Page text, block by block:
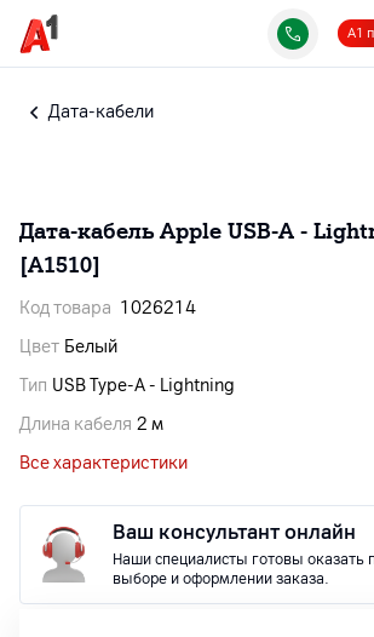
А1
Дата-кабели
Дата-кабель Apple USB-A -
[A1510]
Код товара 1026214
Цвет Белый
Тип USB Type-A - Lightning
Длина кабеля 2 м
Все характеристики
Ваш консультант онлайн
Наши специалисты готовы оказать
выборе и оформлении заказа.